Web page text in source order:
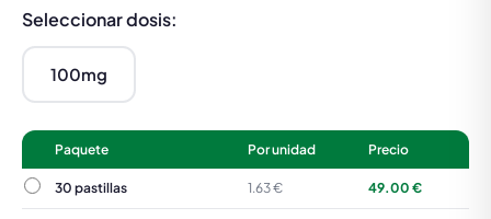
Seleccionar dosis:
100mg
Paquete Por unidad Precio
30 pastillas
30 pastillas 1.63 € 49.00 €